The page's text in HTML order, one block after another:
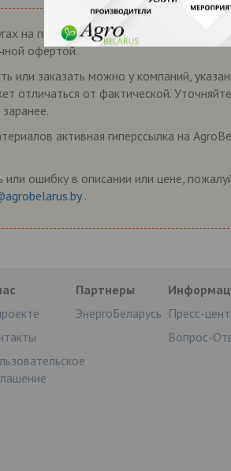
на портале AgroBelarus.by носит
офертой.
или заказать можно у компаний,
отличаться от фактической.
активная гиперссылка на
ошибку в описании или цене,
.
Партнеры
ЭнергоБеларусь Пресс-
Вопрос-